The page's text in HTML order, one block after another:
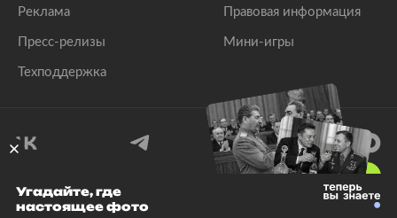
Реклама
Пресс-релизы
Техподдержка
Правовая информация
Мини-игры
© 1999–2026 Все права защищены.
Угадайте, где
настоящее фото